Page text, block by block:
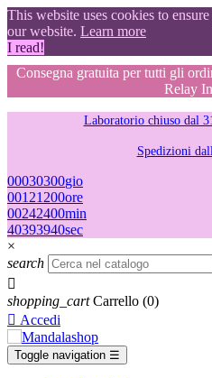
This website uses cookies to
our website. Learn more
I read!
Consegna gratuita per tutti gli
Relay
Laboratorio chiuso dal
Spedizioni
00030300gio
00121200ore
00242400min
39383839sec
×
search

shopping_cart Carrello (0)
 Accedi
Toggle navigation ☰